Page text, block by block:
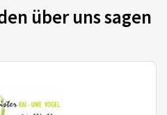
über uns sagen